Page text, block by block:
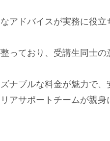
アドバイスが実務に役立
っており、受講生同士の
ナブルな料金が魅力で、
アサポートチームが親身